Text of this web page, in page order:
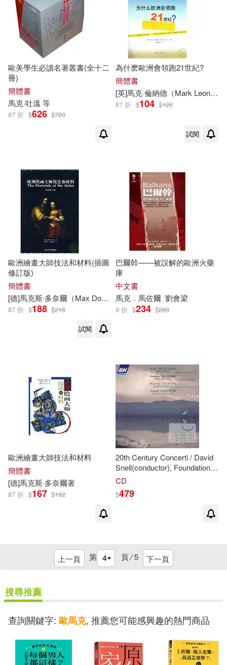
歐美學生必讀名著叢書(全十二
冊)
簡體書
馬克·吐溫 等
87 折 $626 $720
為什麽歐洲會領跑21世紀?
簡體書
[英]馬克·倫納德（Mark Leonard）
87 折 $104 $120
試閱
歐洲繪畫大師技法和材料(插圖
修訂版)
簡體書
[德]馬克斯‧多奈爾（Max Doerner） 楊紅太 楊鴻晏
87 折 $188 $216
試閱
巴爾幹——被誤解的歐洲火藥
庫
中文書
馬克 ．馬佐爾 劉會梁
9 折 $234 $260
歐洲繪畫大師技法和材料
簡體書
[德]馬克斯·多奈爾著
87 折 $167 $192
20th Century Concerti / David
Snell(conductor), Foundation
Philharmonic Orchestra(二十
納(低音號)、達洛里
唐肯.艾許比(薩克斯風)、喬安.
CD
$479
上一頁 第 頁 ⁄5 下一頁
搜尋推薦
查詢關鍵字: 歐馬克, 推薦您可能感興趣的熱門商品